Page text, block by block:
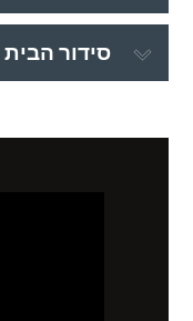
סידור הבית